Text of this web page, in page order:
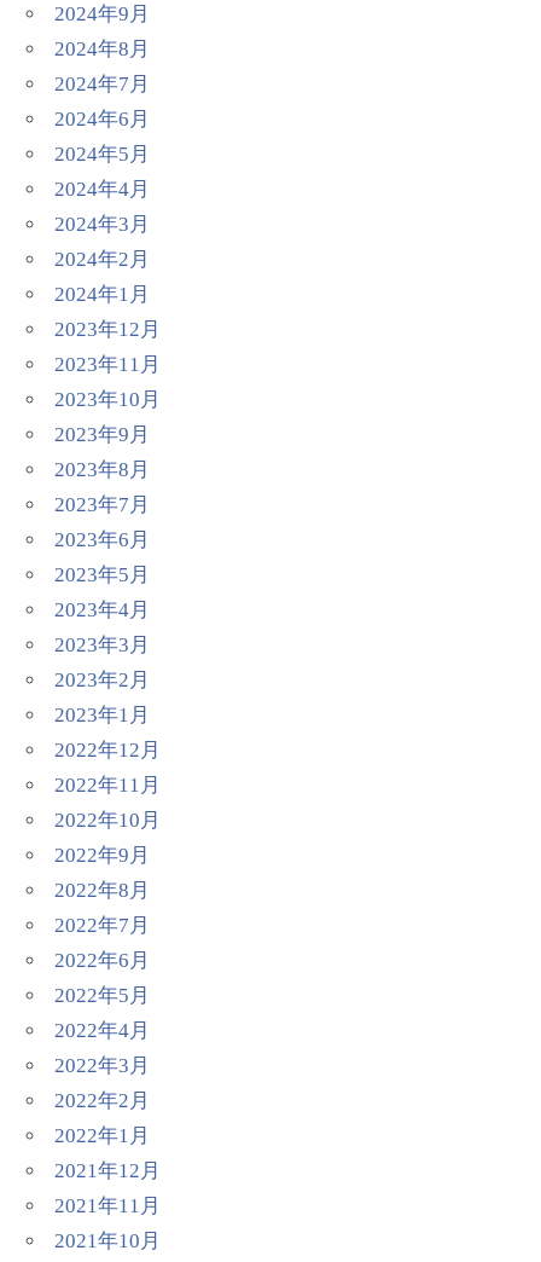
2024年9月
2024年8月
2024年7月
2024年6月
2024年5月
2024年4月
2024年3月
2024年2月
2024年1月
2023年12月
2023年11月
2023年10月
2023年9月
2023年8月
2023年7月
2023年6月
2023年5月
2023年4月
2023年3月
2023年2月
2023年1月
2022年12月
2022年11月
2022年10月
2022年9月
2022年8月
2022年7月
2022年6月
2022年5月
2022年4月
2022年3月
2022年2月
2022年1月
2021年12月
2021年11月
2021年10月